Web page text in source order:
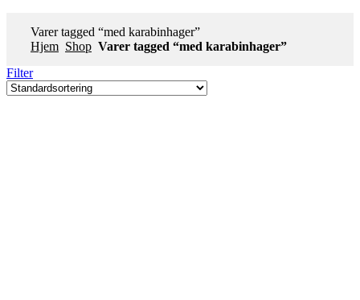
Varer tagged “med karabinhager”
Hjem Shop Varer tagged “med karabinhager”
Filter